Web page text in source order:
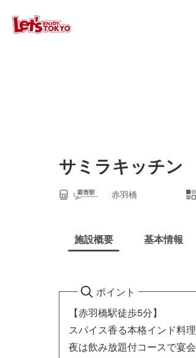
サミラキッチン
赤羽橋
施設概要 基本情報
ポイント
【赤羽橋駅徒歩5分】
スパイス香る本格インド料
夜は飲み放題付コースで宴